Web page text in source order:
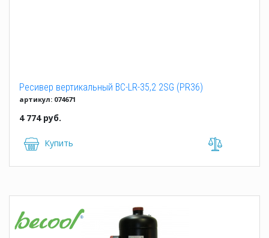
Ресивер вертикальный BC-LR-35,2 2SG (PR36)
артикул: 074671
4 774 руб.
Купить